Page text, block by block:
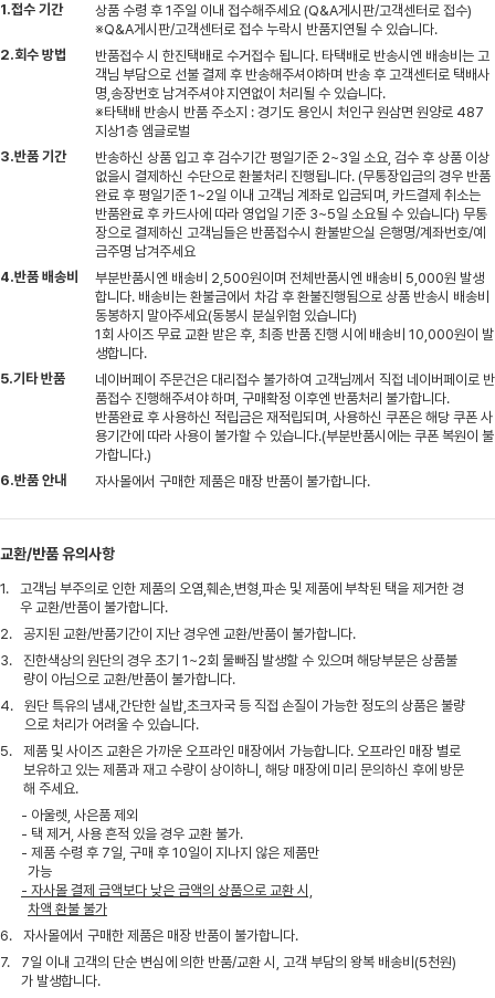
1.접수 기간
상품 수령 후 1주일 이내 접수해주세요 (Q&A게시판/고객센터로 접수)
※Q&A게시판/고객센터로 접수 누락시 반품지연될 수 있습니다.
2.회수 방법
반품접수 시 한진택배로 수거접수 됩니다. 타택배로 반송시엔 배송비는 고
객님 부담으로 선불 결제 후 반송해주셔야하며 반송 후 고객센터로 택배사
명,송장번호 남겨주셔야 지연없이 처리될 수 있습니다.
※타택배 반송시 반품 주소지 : 경기도 용인시 처인구 원삼면 원양로 487
지상1층 엠글로벌
3.반품 기간
반송하신 상품 입고 후 검수기간 평일기준 2~3일 소요, 검수 후 상품 이상
없을시 결제하신 수단으로 환불처리 진행됩니다. (무통장입금의 경우 반품
완료 후 평일기준 1~2일 이내 고객님 계좌로 입금되며, 카드결제 취소는
반품완료 후 카드사에 따라 영업일 기준 3~5일 소요될 수 있습니다) 무통
장으로 결제하신 고객님들은 반품접수시 환불받으실 은행명/계좌번호/예
금주명 남겨주세요
4.반품 배송비
부분반품시엔 배송비 2,500원이며 전체반품시엔 배송비 5,000원 발생
합니다. 배송비는 환불금에서 차감 후 환불진행됨으로 상품 반송시 배송비
동봉하지 말아주세요(동봉시 분실위험 있습니다)
1회 사이즈 무료 교환 받은 후, 최종 반품 진행 시에 배송비 10,000원이 발
생합니다.
5.기타 반품
네이버페이 주문건은 대리접수 불가하여 고객님께서 직접 네이버페이로 반
품접수 진행해주셔야 하며, 구매확정 이후엔 반품처리 불가합니다.
반품완료 후 사용하신 적립금은 재적립되며, 사용하신 쿠폰은 해당 쿠폰 사
용기간에 따라 사용이 불가할 수 있습니다.(부분반품시에는 쿠폰 복원이 불
가합니다.)
6.반품 안내
자사몰에서 구매한 제품은 매장 반품이 불가합니다.
교환/반품 유의사항
1.
고객님 부주의로 인한 제품의 오염,훼손,변형,파손 및 제품에 부착된 택을 제거한 경
우 교환/반품이 불가합니다.
2.
공지된 교환/반품기간이 지난 경우엔 교환/반품이 불가합니다.
3.
진한색상의 원단의 경우 초기 1~2회 물빠짐 발생할 수 있으며 해당부분은 상품불
량이 아님으로 교환/반품이 불가합니다.
4.
원단 특유의 냄새,간단한 실밥,초크자국 등 직접 손질이 가능한 정도의 상품은 불량
으로 처리가 어려울 수 있습니다.
5.
제품 및 사이즈 교환은 가까운 오프라인 매장에서 가능합니다. 오프라인 매장 별로
보유하고 있는 제품과 재고 수량이 상이하니, 해당 매장에 미리 문의하신 후에 방문
해 주세요.
- 아울렛, 사은품 제외
- 택 제거, 사용 흔적 있을 경우 교환 불가.
- 제품 수령 후 7일, 구매 후 10일이 지나지 않은 제품만
가능
- 자사몰 결제 금액보다 낮은 금액의 상품으로 교환 시,
차액 환불 불가
6.
자사몰에서 구매한 제품은 매장 반품이 불가합니다.
7.
7일 이내 고객의 단순 변심에 의한 반품/교환 시, 고객 부담의 왕복 배송비(5천원)
가 발생합니다.